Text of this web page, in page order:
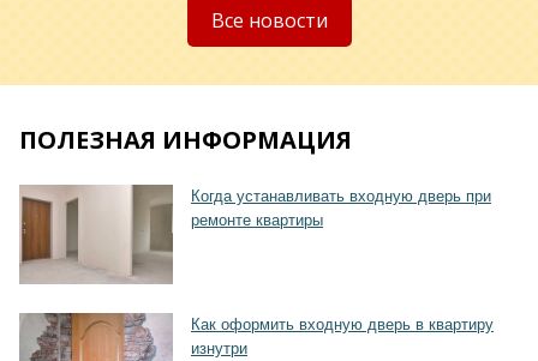
Все новости
ПОЛЕЗНАЯ ИНФОРМАЦИЯ
Когда устанавливать входную дверь при
ремонте квартиры
Как оформить входную дверь в квартиру
изнутри